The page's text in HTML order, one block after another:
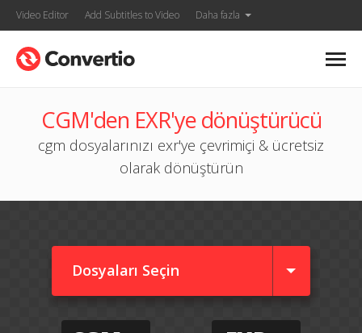
Video Editor Add Subtitles to Video Daha fazla
CGM'den EXR'ye dönüştürücü
cgm dosyalarınızı exr'ye çevrimiçi & ücretsiz
olarak dönüştürün
Dosyaları Seçin